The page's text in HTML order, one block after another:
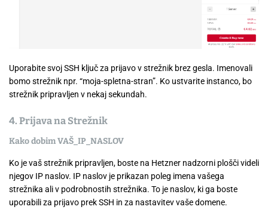
Uporabite svoj SSH ključ za prijavo v strežnik brez gesla. Imenovali
bomo strežnik npr. “moja-spletna-stran”. Ko ustvarite instanco, bo
strežnik pripravljen v nekaj sekundah.
4. Prijava na Strežnik
Kako dobim VAŠ_IP_NASLOV
Ko je vaš strežnik pripravljen, boste na Hetzner nadzorni plošči videli
njegov IP naslov. IP naslov je prikazan poleg imena vašega
strežnika ali v podrobnostih strežnika. To je naslov, ki ga boste
uporabili za prijavo prek SSH in za nastavitev vaše domene.